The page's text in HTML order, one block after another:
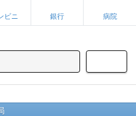
ビニ 銀行 病院